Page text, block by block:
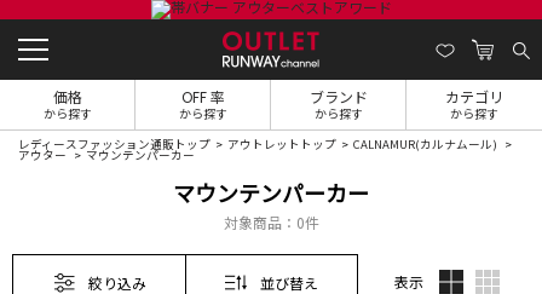
価格
から探す
OFF 率
から探す
ブランド
から探す
カテゴリ
から探す
レディースファッション通販トップ アウトレットトップ CALNAMUR(カルナムール)
アウター マウンテンパーカー
マウンテンパーカー
対象商品： 0件
絞り込み 並び替え 表示